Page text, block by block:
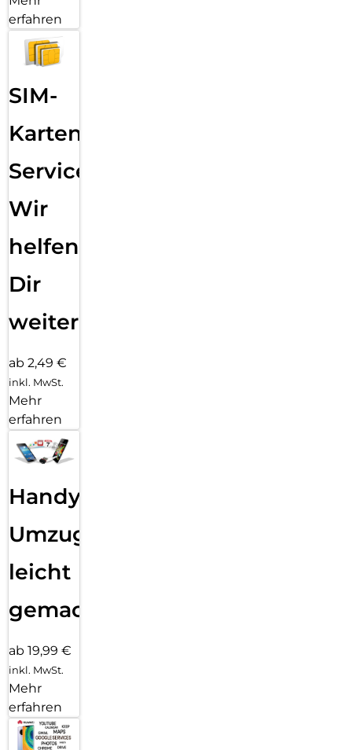
erfahren
SIM-
Karten
Service:
Wir
helfen
Dir
weiter
ab 2,49 €
inkl. MwSt.
Mehr
erfahren
Handy
Umzug
leicht
gemacht!
ab 19,99 €
inkl. MwSt.
Mehr
erfahren